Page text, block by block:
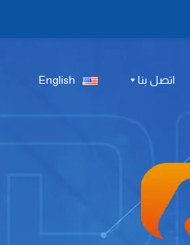
اتصل بنا English